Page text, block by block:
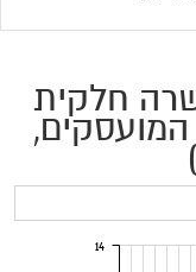
חלקית
14